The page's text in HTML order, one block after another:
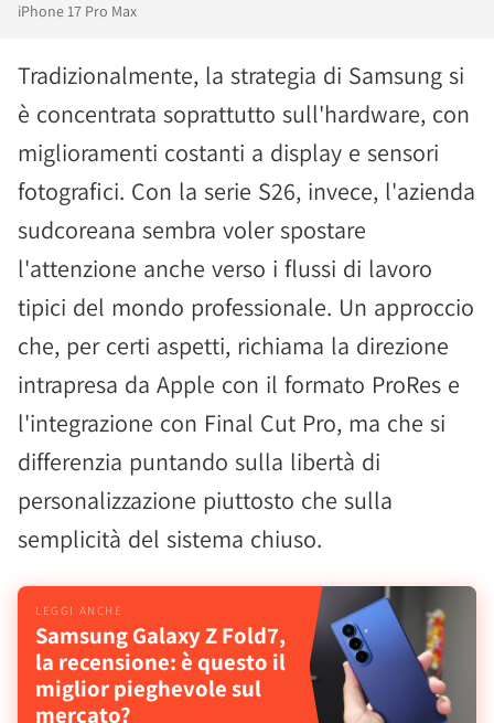
iPhone 17 Pro Max
Tradizionalmente, la strategia di Samsung si
è concentrata soprattutto sull'hardware, con
miglioramenti costanti a display e sensori
fotografici. Con la serie S26, invece, l'azienda
sudcoreana sembra voler spostare
l'attenzione anche verso i flussi di lavoro
tipici del mondo professionale. Un approccio
che, per certi aspetti, richiama la direzione
intrapresa da Apple con il formato ProRes e
l'integrazione con Final Cut Pro, ma che si
differenzia puntando sulla libertà di
personalizzazione piuttosto che sulla
semplicità del sistema chiuso.
Samsung Galaxy Z Fold7,
la recensione: è questo il
miglior pieghevole sul
mercato?